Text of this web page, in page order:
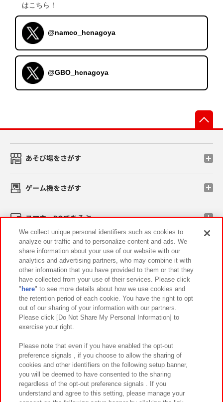
はこちら！
@namco_hcnagoya
@GBO_hcnagoya
あそび場をさがす
ゲーム機をさがす
スマホ・PCであそぶ
イベント・キャンペーン
関連会社 サステナビリティ サイトポリシー
プライバシーポリシー ウェブアクセシビリティ方針と検証結果
お取引先さまとともに
カスタマーハラスメント対応方針 よくあるご質問・お問い合わせ
We collect unique personal identifiers such as cookies to
analyze our traffic and to personalize content and ads. We
share information about your use of our website with our
analytics and advertising partners, who may combine it with
other information that you have provided to them or that they
have collected from your use of their services. Please click
" here" to see more details about how we use cookies and
the retention period of each cookie. You have the right to opt
out of our sharing of your information with our partners.
Please click [Do Not Share My Personal Information] to
exercise your right.
Please note that even if you have enabled the opt-out
preference signals , if you choose to allow the sharing of
cookies and other identifiers on the following setup banner,
you will be deemed to have consented to the sharing
regardless of the opt-out preference signals . If you
understand and agree to this setting, please manage your